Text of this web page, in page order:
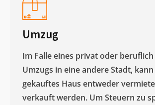
Umzug
Im Falle eines privat oder
Umzugs in eine andere Stadt,
gekauftes Haus entweder
verkauft werden. Um Steuern zu